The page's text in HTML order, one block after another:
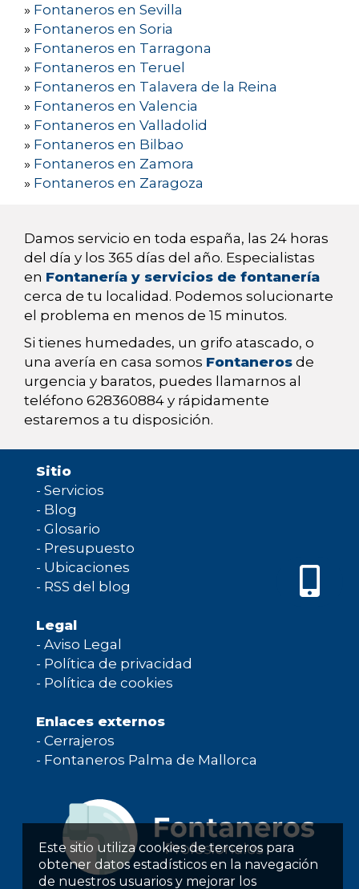
Este sitio utiliza cookies de terceros para
obtener datos estadísticos en la navegación
de nuestros usuarios y mejorar los
» Fontaneros en Sevilla
» Fontaneros en Soria
» Fontaneros en Tarragona
» Fontaneros en Teruel
» Fontaneros en Talavera de la Reina
» Fontaneros en Valencia
» Fontaneros en Valladolid
» Fontaneros en Bilbao
» Fontaneros en Zamora
» Fontaneros en Zaragoza
Damos servicio en toda españa, las 24 horas
del día y los 365 días del año. Especialistas
en Fontanería y servicios de fontanería
cerca de tu localidad. Podemos solucionarte
el problema en menos de 15 minutos.
Si tienes humedades, un grifo atascado, o
una avería en casa somos Fontaneros de
urgencia y baratos, puedes llamarnos al
teléfono 628360884 y rápidamente
estaremos a tu disposición.
Sitio
- Servicios
- Blog
- Glosario
- Presupuesto
- Ubicaciones
- RSS del blog
Legal
- Aviso Legal
- Política de privacidad
- Política de cookies
Enlaces externos
- Cerrajeros
- Fontaneros Palma de Mallorca